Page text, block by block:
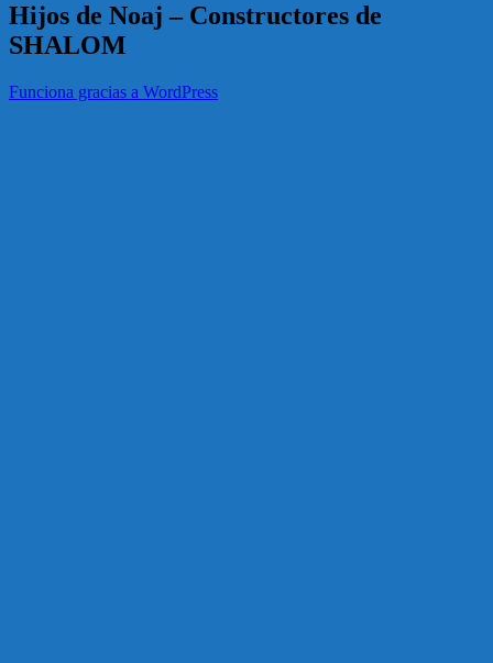
Hijos de Noaj – Constructores de
SHALOM
Funciona gracias a WordPress